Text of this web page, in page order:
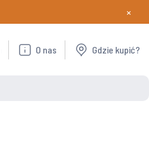
×
O nas Gdzie kupić?